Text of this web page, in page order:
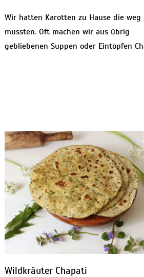
Wir hatten Karotten zu Hause die weg
mussten. Oft machen wir aus übrig
gebliebenen Suppen oder Eintöpfen
Wildkräuter Chapati